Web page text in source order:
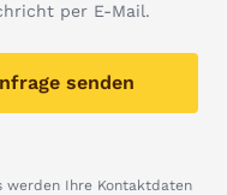
per E-Mail.
senden
werden Ihre Kontaktdaten